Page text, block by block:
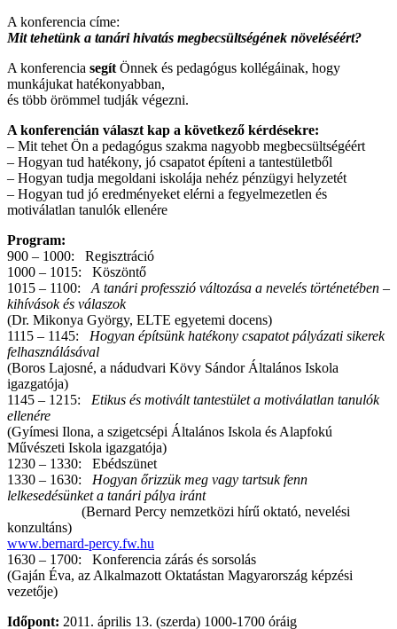
A konferencia címe:
Mit tehetünk a tanári hivatás megbecsültségének növeléséért?
A konferencia segít Önnek és pedagógus kollégáinak, hogy
munkájukat hatékonyabban,
és több örömmel tudják végezni.
A konferencián választ kap a következő kérdésekre:
– Mit tehet Ön a pedagógus szakma nagyobb megbecsültségéért
– Hogyan tud hatékony, jó csapatot építeni a tantestületből
– Hogyan tudja megoldani iskolája nehéz pénzügyi helyzetét
– Hogyan tud jó eredményeket elérni a fegyelmezetlen és
motiválatlan tanulók ellenére
Program:
900 – 1000: Regisztráció
1000 – 1015: Köszöntő
1015 – 1100: A tanári professzió változása a nevelés történetében –
kihívások és válaszok
(Dr. Mikonya György, ELTE egyetemi docens)
1115 – 1145: Hogyan építsünk hatékony csapatot pályázati sikerek
felhasználásával
(Boros Lajosné, a nádudvari Kövy Sándor Általános Iskola
igazgatója)
1145 – 1215: Etikus és motivált tantestület a motiválatlan tanulók
ellenére
(Gyímesi Ilona, a szigetcsépi Általános Iskola és Alapfokú
Művészeti Iskola igazgatója)
1230 – 1330: Ebédszünet
1330 – 1630: Hogyan őrizzük meg vagy tartsuk fenn
lelkesedésünket a tanári pálya iránt
(Bernard Percy nemzetközi hírű oktató, nevelési
konzultáns)
www.bernard-percy.fw.hu
1630 – 1700: Konferencia zárás és sorsolás
(Gaján Éva, az Alkalmazott Oktatástan Magyarország képzési
vezetője)
Időpont: 2011. április 13. (szerda) 1000-1700 óráig